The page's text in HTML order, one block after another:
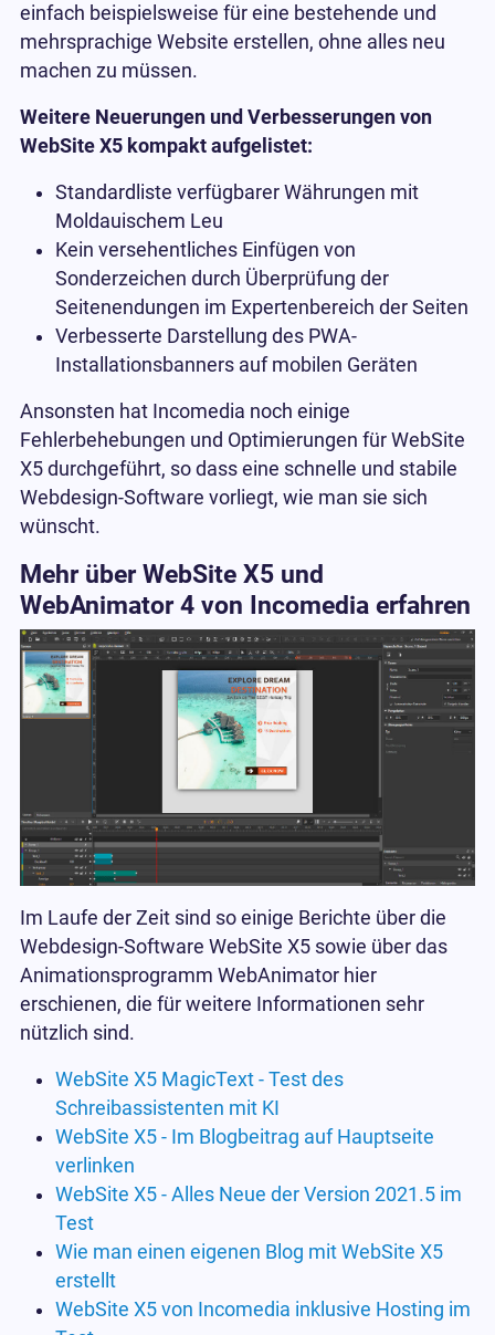
einfach beispielsweise für eine bestehende und
mehrsprachige Website erstellen, ohne alles neu
machen zu müssen.
Weitere Neuerungen und Verbesserungen von
WebSite X5 kompakt aufgelistet:
Standardliste verfügbarer Währungen mit
Moldauischem Leu
Kein versehentliches Einfügen von
Sonderzeichen durch Überprüfung der
Seitenendungen im Expertenbereich der Seiten
Verbesserte Darstellung des PWA-
Installationsbanners auf mobilen Geräten
Ansonsten hat Incomedia noch einige
Fehlerbehebungen und Optimierungen für WebSite
X5 durchgeführt, so dass eine schnelle und stabile
Webdesign-Software vorliegt, wie man sie sich
wünscht.
Mehr über WebSite X5 und
WebAnimator 4 von Incomedia erfahren
Im Laufe der Zeit sind so einige Berichte über die
Webdesign-Software WebSite X5 sowie über das
Animationsprogramm WebAnimator hier
erschienen, die für weitere Informationen sehr
nützlich sind.
WebSite X5 MagicText - Test des
Schreibassistenten mit KI
WebSite X5 - Im Blogbeitrag auf Hauptseite
verlinken
WebSite X5 - Alles Neue der Version 2021.5 im
Test
Wie man einen eigenen Blog mit WebSite X5
erstellt
WebSite X5 von Incomedia inklusive Hosting im